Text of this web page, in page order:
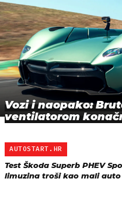
Vozi i naopako:
ventilatorom
AUTOSTART.HR
Test Škoda Superb PHEV
limuzina troši kao mali auto